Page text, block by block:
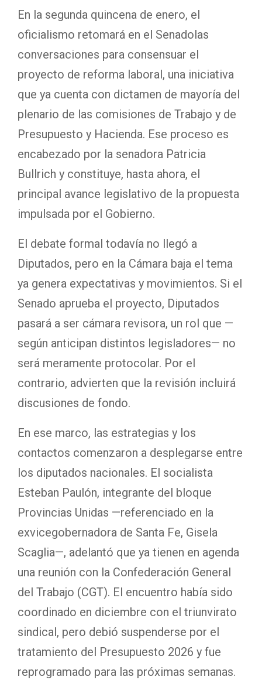
En la segunda quincena de enero, el
oficialismo retomará en el Senadolas
conversaciones para consensuar el
proyecto de reforma laboral, una iniciativa
que ya cuenta con dictamen de mayoría del
plenario de las comisiones de Trabajo y de
Presupuesto y Hacienda. Ese proceso es
encabezado por la senadora Patricia
Bullrich y constituye, hasta ahora, el
principal avance legislativo de la propuesta
impulsada por el Gobierno.
El debate formal todavía no llegó a
Diputados, pero en la Cámara baja el tema
ya genera expectativas y movimientos. Si el
Senado aprueba el proyecto, Diputados
pasará a ser cámara revisora, un rol que —
según anticipan distintos legisladores— no
será meramente protocolar. Por el
contrario, advierten que la revisión incluirá
discusiones de fondo.
En ese marco, las estrategias y los
contactos comenzaron a desplegarse entre
los diputados nacionales. El socialista
Esteban Paulón, integrante del bloque
Provincias Unidas —referenciado en la
exvicegobernadora de Santa Fe, Gisela
Scaglia—, adelantó que ya tienen en agenda
una reunión con la Confederación General
del Trabajo (CGT). El encuentro había sido
coordinado en diciembre con el triunvirato
sindical, pero debió suspenderse por el
tratamiento del Presupuesto 2026 y fue
reprogramado para las próximas semanas.